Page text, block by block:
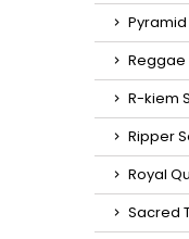
Reggae
R-kiem
Ripper
Royal
Sacred